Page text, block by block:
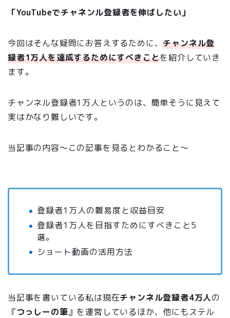
「YouTubeでチャネンル登録者を伸ばしたい」
今回はそんな疑問にお答えするために、チャンネル登
録者1万人を達成するためにすべきことを紹介していき
ます。
チャンネル登録者1万人というのは、簡単そうに見えて
実はかなり難しいです。
当記事の内容〜この記事を見るとわかること〜
登録者1万人の難易度と収益目安
登録者1万人を目指すためにすべきこと5
選。
ショート動画の活用方法
当記事を書いている私は現在チャンネル登録者4万人の
『つっしーの筆』を運営しているほか、他にもステル